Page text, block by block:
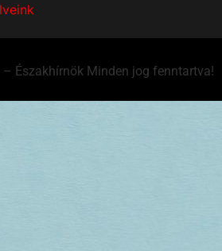
Északhírnök Minden jog fenntartva!